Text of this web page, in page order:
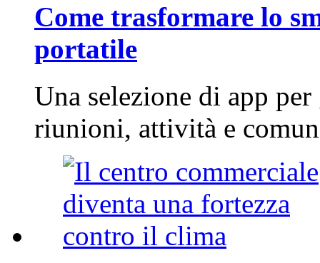
Come trasformare lo
portatile
Una selezione di app
riunioni, attività e